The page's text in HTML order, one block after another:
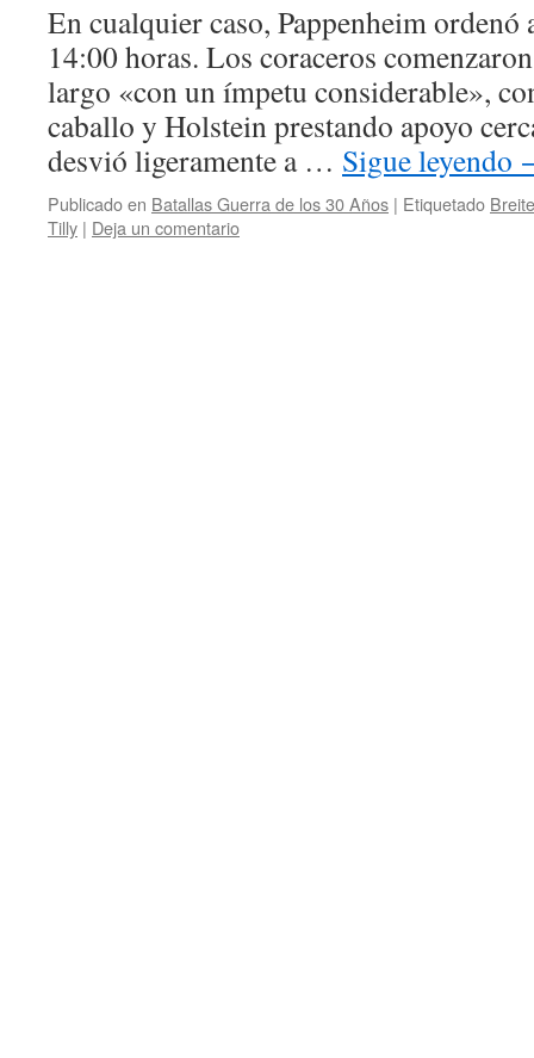
En cualquier caso, Pappenheim ordenó
14:00 horas. Los coraceros
largo «con un ímpetu considerable»,
caballo y Holstein prestando apoyo
desvió ligeramente a … Sigue leyendo
Publicado en Batallas Guerra de los 30 Años | Etiquetado
Tilly | Deja un comentario